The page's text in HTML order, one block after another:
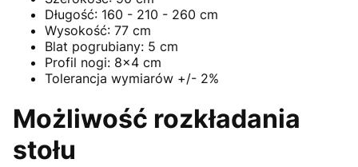
Długość: 160 - 210 - 260 cm
Wysokość: 77 cm
Blat pogrubiany: 5 cm
Profil nogi: 8x4 cm
Tolerancja wymiarów +/- 2%
Możliwość rozkładania
stołu